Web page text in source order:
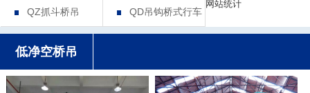
QZ抓斗桥吊 QD吊钩桥式行车
低净空桥吊
网站统计